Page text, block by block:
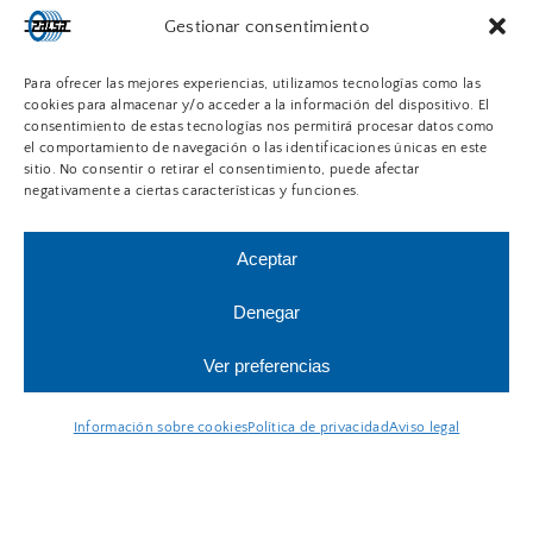
Gestionar consentimiento
Para ofrecer las mejores experiencias, utilizamos tecnologías como las
cookies para almacenar y/o acceder a la información del dispositivo. El
consentimiento de estas tecnologías nos permitirá procesar datos como
el comportamiento de navegación o las identificaciones únicas en este
sitio. No consentir o retirar el consentimiento, puede afectar
negativamente a ciertas características y funciones.
Aceptar
Denegar
Ver preferencias
Información sobre cookiesPolítica de privacidadAviso legal
(Barcelona)
93 675 16 02
info@cauchospalsa.com
Formulario web
PRODUCTOS